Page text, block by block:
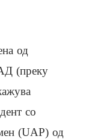
од
(преку
со
(UAP) од